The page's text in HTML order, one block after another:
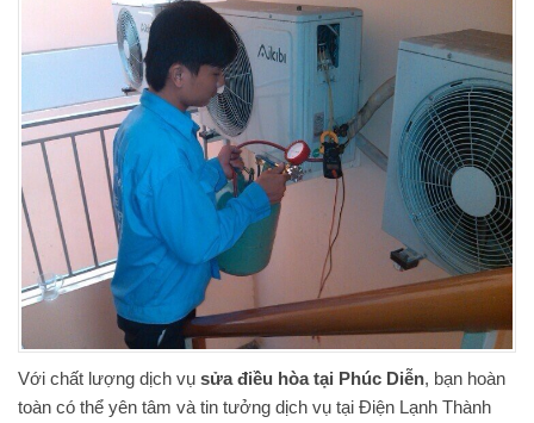
Với chất lượng dịch vụ sửa điều hòa tại Phúc Diễn, bạn hoàn
toàn có thể yên tâm và tin tưởng dịch vụ tại Điện Lạnh Thành